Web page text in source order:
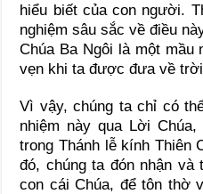
hiểu biết của con người.
nghiệm sâu sắc về điều
Chúa Ba Ngôi là một mầu
vẹn khi ta được đưa về
Vì vậy, chúng ta chỉ có
nhiệm này qua Lời
trong Thánh lễ kính Thiên
đó, chúng ta đón nhận
con cái Chúa, để tôn thờ